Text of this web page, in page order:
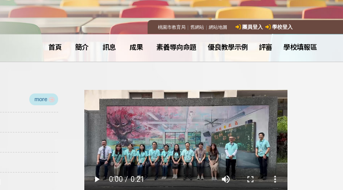
桃園市教育局｜ 舊網站｜ 網站地圖 團員登入 學校登入
首頁 簡介 訊息 成果 素養導向命題 優良教學示例 評審 學校填報區
more